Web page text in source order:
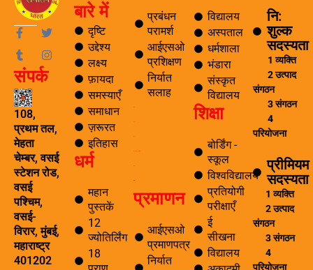
F
a
c
e
b
o
o
k
-
f
T
w
i
t
t
T
u
m
b
l
r
I
n
s
t
a
m
संपर्क
108,
प्रथम तल,
मेहता
चेम्बर, वसई
स्टेशन रोड,
वसई
पश्चिम,
वसई-
विरार, मुंबई,
महाराष्ट्र
401202
बारे में
दृष्टि
उद्देश्य
लक्ष्य
फ़ायदा
समस्याएँ
समाधान
ज़रूरत
इतिहास
धर्म
महान
पुस्तकें
12
ज्योतिर्लिंग
18
प्रबंधन
परामर्श
आईएसओ
प्रशिक्षण
निर्यात
सलाह
प्रमाणन
आईएसओ
प्रमाणपत्र
निर्यात
विद्यालय
अस्पताल
धर्मशाला
भंडारा
संस्कृत
विद्यालय
शिक्षा
बोर्डिंग -
स्कूल
विश्वविद्यालय
प्रतियोगी
परीक्षाएँ
ई
सीखना
विद्यालय
नि:
शुल्क
सदस्यता
1 व्यक्ति
2 उत्पाद
संगठन
3 संगठन
4
परियोजना
प्रीमियम
सदस्यता
1 व्यक्ति
2 उत्पाद
संगठन
3 संगठन
4
परियोजना